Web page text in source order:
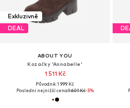
Exkluzivně
DEAL
ABOUT YOU
Kozačky 'Annabelle'
1 511 Kč
Původně: 1 999 Kč
Poslední nejnižší cena:1 601 Kč-5%